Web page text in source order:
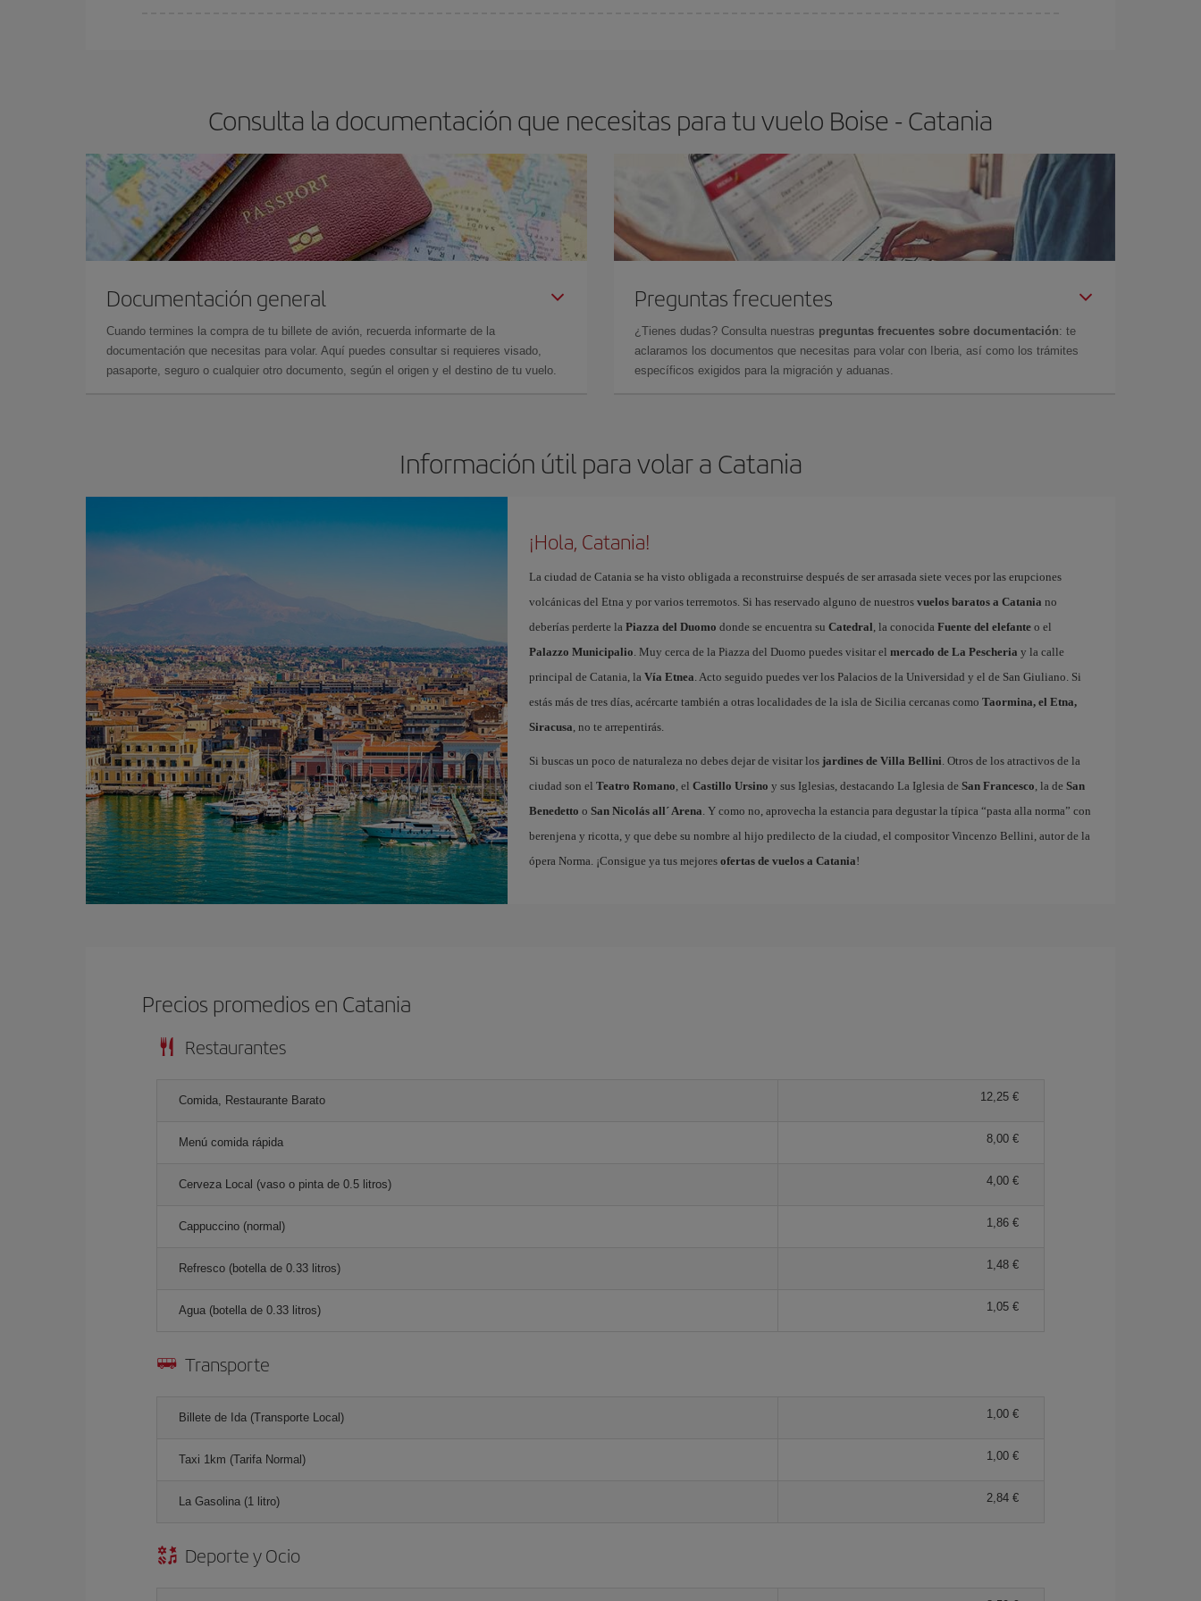
Consulta la documentación que necesitas para tu vuelo Boise - Catania
Documentación general
Cuando termines la compra de tu billete de avión, recuerda informarte de la
documentación que necesitas para volar. Aquí puedes consultar si requieres visado,
pasaporte, seguro o cualquier otro documento, según el origen y el destino de tu vuelo.
Preguntas frecuentes
¿Tienes dudas? Consulta nuestras preguntas frecuentes sobre documentación: te
aclaramos los documentos que necesitas para volar con Iberia, así como los trámites
específicos exigidos para la migración y aduanas.
Información útil para volar a Catania
¡Hola, Catania!
La ciudad de Catania se ha visto obligada a reconstruirse después de ser arrasada siete veces por las erupciones
volcánicas del Etna y por varios terremotos. Si has reservado alguno de nuestros vuelos baratos a Catania no
deberías perderte la Piazza del Duomo donde se encuentra su Catedral, la conocida Fuente del elefanteo el
Palazzo Municipalio. Muy cerca de la Piazza del Duomo puedes visitar el mercado de La Pescheria y la calle
principal de Catania, la Vía Etnea. Acto seguido puedes ver los Palacios de la Universidad y el de San Giuliano. Si
estás más de tres días, acércarte también a otras localidades de la isla de Sicilia cercanas como Taormina, el Etna,
Siracusa, no te arrepentirás.
Si buscas un poco de naturaleza no debes dejar de visitar los jardines de Villa Bellini. Otros de los atractivos de la
ciudad son el Teatro Romano, el Castillo Ursino y sus Iglesias, destacando La Iglesia de San Francesco, la de San
Benedetto o San Nicolás all´ Arena. Y como no, aprovecha la estancia para degustar la típica “pasta alla norma” con
berenjena y ricotta, y que debe su nombre al hijo predilecto de la ciudad, el compositor Vincenzo Bellini, autor de la
ópera Norma. ¡Consigue ya tus mejores ofertas de vuelos a Catania!
Precios promedios en Catania
Restaurantes
Comida, Restaurante Barato 12,25 €
Menú comida rápida 8,00 €
Cerveza Local (vaso o pinta de 0.5 litros) 4,00 €
Cappuccino (normal) 1,86 €
Refresco (botella de 0.33 litros) 1,48 €
Agua (botella de 0.33 litros) 1,05 €
Transporte
Billete de Ida (Transporte Local) 1,00 €
Taxi 1km (Tarifa Normal) 1,00 €
La Gasolina (1 litro) 2,84 €
Deporte y Ocio